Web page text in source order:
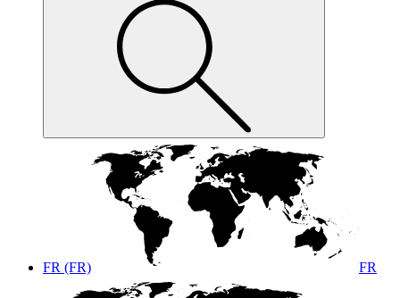
FR (FR) FR